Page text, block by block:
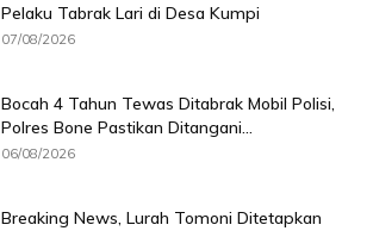
Pelaku Tabrak Lari di Desa Kumpi
07/08/2026
Bocah 4 Tahun Tewas Ditabrak Mobil Polisi,
Polres Bone Pastikan Ditangani...
06/08/2026
Breaking News, Lurah Tomoni Ditetapkan